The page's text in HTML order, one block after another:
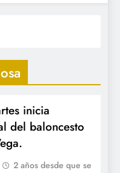
inicia
del baloncesto
2 años desde que se